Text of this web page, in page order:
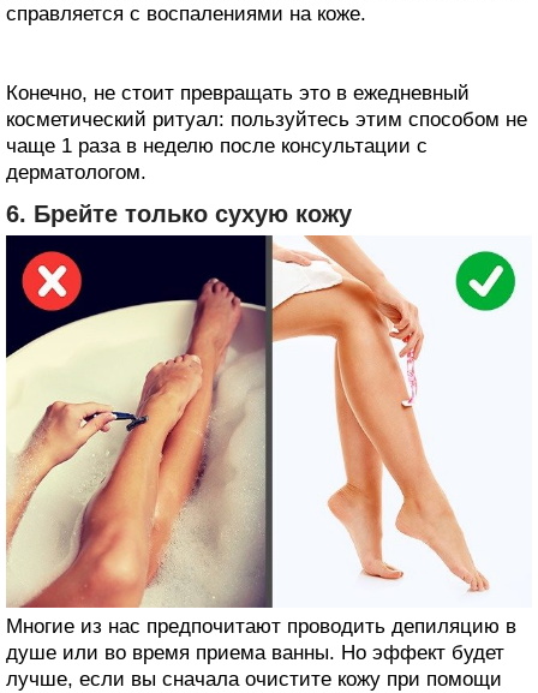
справляется с воспалениями на коже.
Конечно, не стоит превращать это в ежедневный
косметический ритуал: пользуйтесь этим способом не
чаще 1 раза в неделю после консультации с
дерматологом.
6. Брейте только сухую кожу
Многие из нас предпочитают проводить депиляцию в
душе или во время приема ванны. Но эффект будет
лучше, если вы сначала очистите кожу при помощи